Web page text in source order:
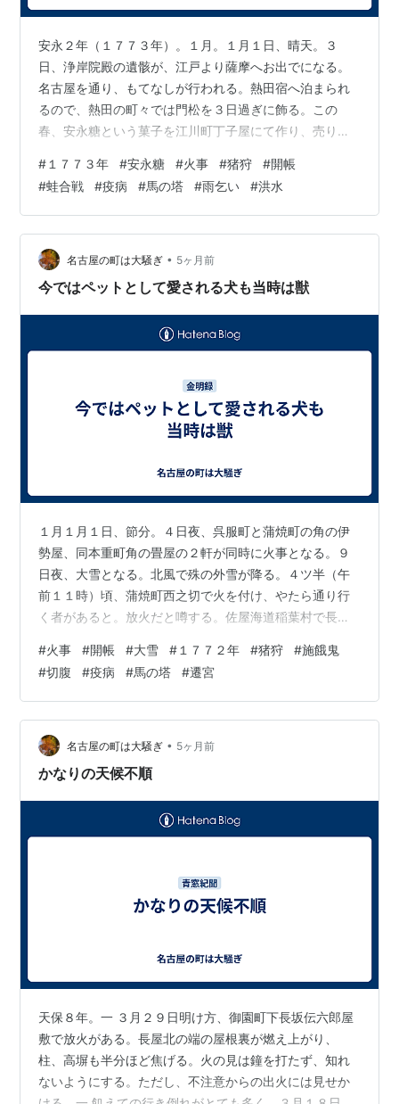
安永２年（１７７３年）。１月。１月１日、晴天。３
日、浄岸院殿の遺骸が、江戸より薩摩へお出でになる。
名古屋を通り、もてなしが行われる。熱田宿へ泊まられ
るので、熱田の町々では門松を３日過ぎに飾る。この
春、安永糖という菓子を江川町丁子屋にて作り、売り出
る。これは去年より初めて通用を仰せ付けられた弐朱銀
の形である。中嶋郡長野村庄屋は次郎丸村の庄屋へ金を
貸していたところ、この度長野村の地頭山澄将監より百
姓へ御用金が渡ることになり、このため長野村の庄屋は
次郎丸村の庄屋に金を返してくれるよう話したが、金を
返さなかったので、長野村の若い者と申し合わせて１５
# １７７３年 #安永糖 #火事 #猪狩 #開帳
#蛙合戦 #疫病 #馬の塔 #雨乞い #洪水
名古屋の町は大騒ぎ • 5ヶ月前
今ではペットとして愛される犬も当時は獣
１月１月１日、節分。４日夜、呉服町と蒲焼町の角の伊
勢屋、同本重町角の畳屋の２軒が同時に火事となる。９
日夜、大雪となる。北風で殊の外雪が降る。４ツ半（午
前１１時）頃、蒲焼町西之切で火を付け、やたら通り行
く者があると。放火だと噂する。佐屋海道稲葉村で長光
７ツ半（午前５時）頃出火する。新道筋・江戸屋筋が焼
け、６ツ半（午前７時）頃、江川筋へ火が廻り、その西
側で火が鎮まる。２５日夜、植田山のあたりで猪狩が行
われる。人足の数は５万人と。猪１０疋、鹿１０疋、兎
１匹を獲る。２８日、また植田山で猪狩が行われる。鹿
３疋を生け捕る。同夜４ツ半（午後１１時）頃、納屋
#火事 #開帳 #大雪 # １７７２年 #猪狩 #施餓鬼
#切腹 #疫病 #馬の塔 #遷宮
名古屋の町は大騒ぎ • 5ヶ月前
かなりの天候不順
天保８年。一 ３月２９日明け方、御園町下長坂伝六郎屋
敷で放火がある。長屋北の端の屋根裏が燃え上がり、
柱、高塀も半分ほど焦げる。火の見は鐘を打たず、知れ
ないようにする。ただし、不注意からの出火には見せか